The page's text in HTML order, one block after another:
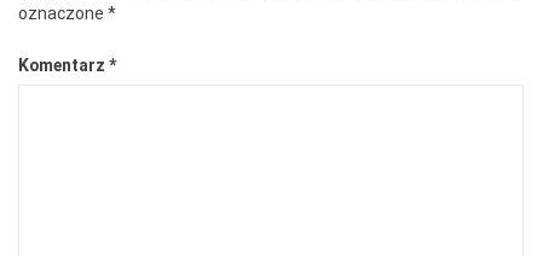
oznaczone *
Komentarz *